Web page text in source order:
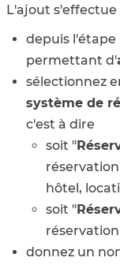
L'ajout
depuis l'étape
permettant d'
sélectionnez
système de
c'est à dire
soit "
hôtel,
soit "
donnez un